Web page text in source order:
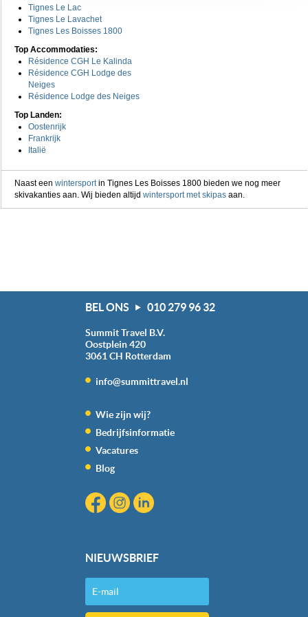
cookie aangeven of je die wel of niet wilt toestaan.
kunnen ontvangen en verwerken.
Tignes Le Lac
Tignes Le Lavachet
Tignes Les Boisses 1800
Top Accommodaties:
Résidence CGH Le Kalinda
Résidence CGH Lodge des
Neiges
Résidence Lodge des Neiges
Top Landen:
Oostenrijk
Frankrijk
Italië
Naast een wintersportin Tignes Les Boisses 1800 bieden we nog meer
skivakanties aan. Wij bieden altijd wintersport met skipas aan.
BEL ONS 010 279 96 32
Summit Travel B.V.
Oostplein 420
3061 CH Rotterdam
info@summittravel.nl
Wie zijn wij?
Bedrijfsinformatie
Vacatures
Blog
NIEUWSBRIEF